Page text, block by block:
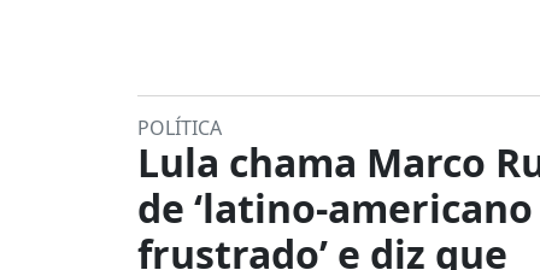
POLÍTICA
Lula chama Marco
de ‘latino-americano
frustrado’ e diz que